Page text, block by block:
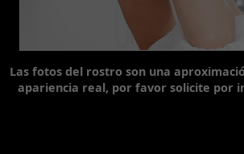
Las fotos del rostro son una
apariencia real, por favor solicite por